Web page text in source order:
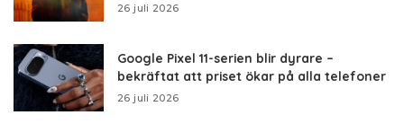
26 juli 2026
Google Pixel 11-serien blir dyrare –
bekräftat att priset ökar på alla telefoner
26 juli 2026